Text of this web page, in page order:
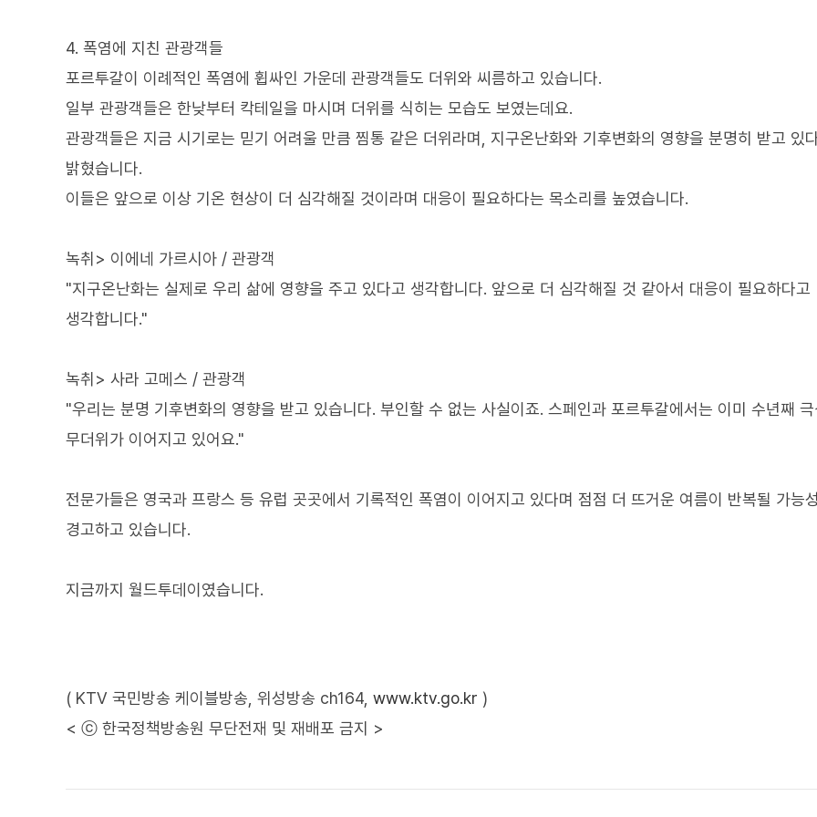
4. 폭염에 지친 관광객들
포르투갈이 이례적인 폭염에 휩싸인 가운데 관광객들도 더위와 씨름하고 있습니다.
일부 관광객들은 한낮부터 칵테일을 마시며 더위를 식히는 모습도 보였는데요.
관광객들은 지금 시기로는 믿기 어려울 만큼 찜통 같은 더위라며, 지구온난화와 기후변화의 영향을 분명히 받고 있
밝혔습니다.
이들은 앞으로 이상 기온 현상이 더 심각해질 것이라며 대응이 필요하다는 목소리를 높였습니다.
녹취> 이에네 가르시아 / 관광객
"지구온난화는 실제로 우리 삶에 영향을 주고 있다고 생각합니다. 앞으로 더 심각해질 것 같아서 대응이 필요하다고
생각합니다."
녹취> 사라 고메스 / 관광객
"우리는 분명 기후변화의 영향을 받고 있습니다. 부인할 수 없는 사실이죠. 스페인과 포르투갈에서는 이미 수년째
무더위가 이어지고 있어요."
전문가들은 영국과 프랑스 등 유럽 곳곳에서 기록적인 폭염이 이어지고 있다며 점점 더 뜨거운 여름이 반복될 가능
경고하고 있습니다.
지금까지 월드투데이였습니다.
( KTV 국민방송 케이블방송, 위성방송 ch164, www.ktv.go.kr )
< ⓒ 한국정책방송원 무단전재 및 재배포 금지 >